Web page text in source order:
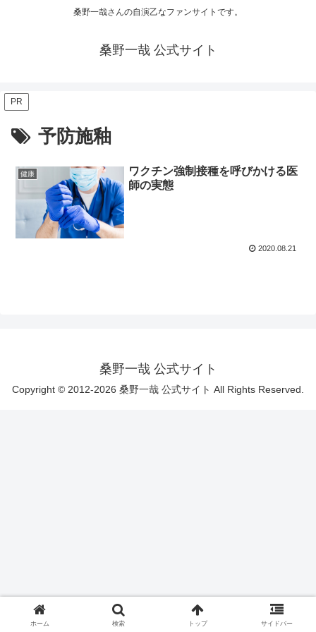
桑野一哉さんの自演乙なファンサイトです。
桑野一哉 公式サイト
PR
予防施釉
健康
ワクチン強制接種を呼びかける医
師の実態
2020.08.21
桑野一哉 公式サイト
Copyright © 2012-2026 桑野一哉 公式サイト All Rights Reserved.
ホーム 検索 トップ サイドバー